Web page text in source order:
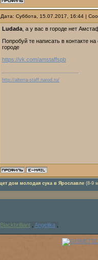
Дата: Суббота, 15.07.2017, 16:44 |
Ludada , а у вас в городе нет
Попробуй те написать в контакте
городе
https://vk.com/amstaffspb
http://alterra-staff.narod.ru/
дом молодая сука в Ярославле (8-9
Blackbrilliant Angelika